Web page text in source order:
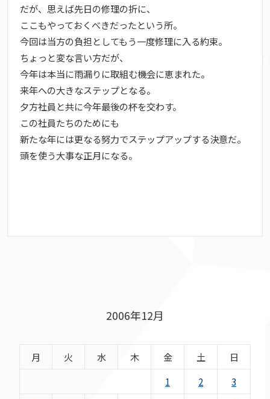
だが、思えば先日の修理の折に、
ここもやっておくべきだったという所。
今回は当方の負担としてもう一度修理に入る約束。
ちょっと変な言い方だが、
今年は本当に雨漏りに取組む機会に恵まれた。
来年への大きなステップとなる。
夕方社員と共に今年最後の杯を交わす。
この社員たちのためにも
新たな年には更なる努力でステップアップする決意だ。
頭を使う大事な正月になる。
2006年12月
月 火 水 木 金 土
日
1
2
3